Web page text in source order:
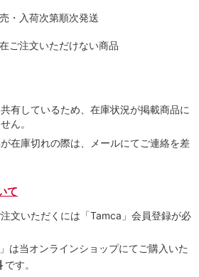
・入荷次第順次発送
ご注文いただけない商品
有しているため、在庫状況が掲載商品に
ん。
在庫切れの際は、メールにてご連絡を差
て
⽂いただくには「Tamca」会員登録が必
」は当オンラインショップにてご購⼊いた
です。